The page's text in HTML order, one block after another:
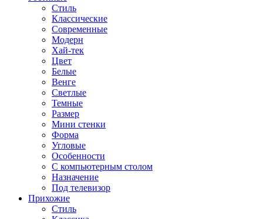
Стиль
Классические
Современные
Модерн
Хай-тек
Цвет
Белые
Венге
Светлые
Темные
Размер
Мини стенки
Форма
Угловые
Особенности
С компьютерным столом
Назначение
Под телевизор
Прихожие
Стиль